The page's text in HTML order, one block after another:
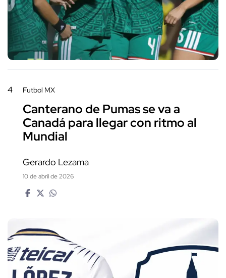
4 Futbol MX
Canterano de Pumas se va a
Canadá para llegar con ritmo al
Mundial
Gerardo Lezama
10 de abril de 2026